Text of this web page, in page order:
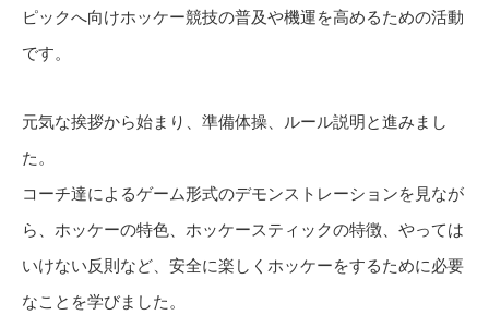
ピックへ向けホッケー競技の普及や機運を高めるための活動
です。
元気な挨拶から始まり、準備体操、ルール説明と進みまし
た。
コーチ達によるゲーム形式のデモンストレーションを見なが
ら、ホッケーの特色、ホッケースティックの特徴、やっては
いけない反則など、安全に楽しくホッケーをするために必要
なことを学びました。